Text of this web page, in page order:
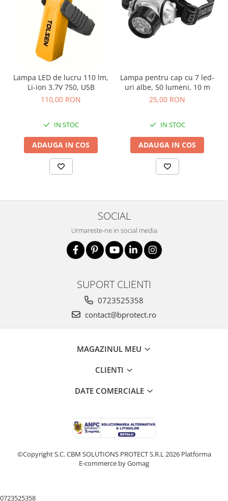
Accesorii pentru slefuire
Discuri pentru debitare
Varfuri si discuri diamantate
Fierastraie si circulare electrice
Iluminat si electrice
Masini de amestecat si vopsit
Masini de gaurit si insurubat
Masini multifunctionale
Polizoare unghiulare
Scule electrice de banc
Suflante aer cald si aspiratoare
Îmbrăcăminte
Industria Alimentară
Lampa LED de lucru 110 lm,
Li-ion 3.7V 750, USB
110,00 RON
IN STOC
ADAUGA IN COS
Lampa pentru cap cu 7 led-
uri albe, 50 lumeni, 10 m
25,00 RON
IN STOC
ADAUGA IN COS
SOCIAL
Urmareste-ne in social media
SUPORT CLIENTI
0723525358
contact@bprotect.ro
MAGAZINUL MEU
CLIENTI
DATE COMERCIALE
©Copyright S.C. CBM SOLUTIONS PROTECT S.R.L 2026 Platforma
E-commerce by Gomag
0723525358